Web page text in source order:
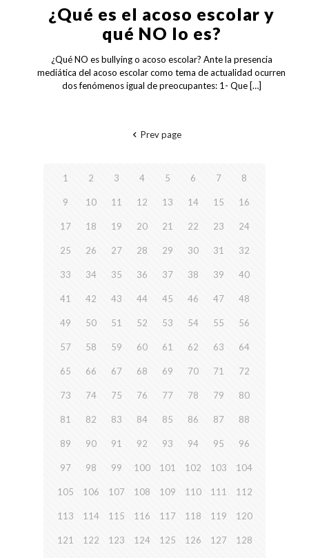
¿Qué es el acoso escolar y
qué NO lo es?
¿Qué NO es bullying o acoso escolar? Ante la presencia
mediática del acoso escolar como tema de actualidad ocurren
dos fenómenos igual de preocupantes: 1- Que[…]
Prev page
1 2 3 4 5 6 7 8
9 10 11 12 13 14 15 16
17 18 19 20 21 22 23 24
25 26 27 28 29 30 31 32
33 34 35 36 37 38 39 40
41 42 43 44 45 46 47 48
49 50 51 52 53 54 55 56
57 58 59 60 61 62 63 64
65 66 67 68 69 70 71 72
73 74 75 76 77 78 79 80
81 82 83 84 85 86 87 88
89 90 91 92 93 94 95 96
97 98 99 100 101 102 103 104
105 106 107 108 109 110 111 112
113 114 115 116 117 118 119 120
121 122 123 124 125 126 127 128